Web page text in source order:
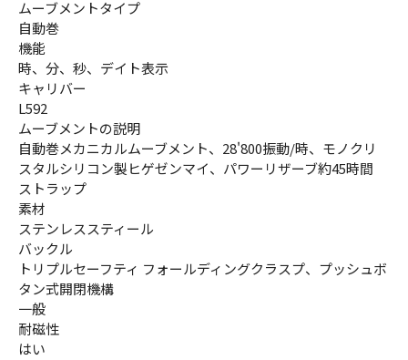
ムーブメントタイプ
自動巻
機能
時、分、秒、デイト表示
キャリバー
L592
ムーブメントの説明
自動巻メカニカルムーブメント、28'800振動/時、モノクリ
スタルシリコン製ヒゲゼンマイ、パワーリザーブ約45時間
ストラップ
素材
ステンレススティール
バックル
トリプルセーフティ フォールディングクラスプ、プッシュボ
タン式開閉機構
一般
耐磁性
はい